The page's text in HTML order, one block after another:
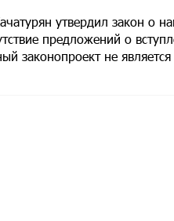
утвердил закон о
предложений о
законопроект не